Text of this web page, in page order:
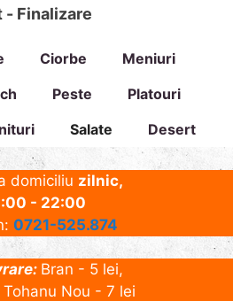
- Finalizare
Ciorbe
Meniuri
Peste
Platouri
Salate Desert
domiciliu zilnic,
- 22:00
0721-525.874
Bran - 5 lei,
Nou - 7 lei